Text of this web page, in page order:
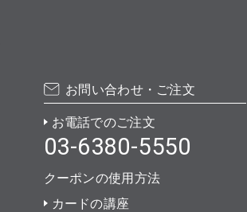
お問い合わせ・ご注文
お電話でのご注文
03-6380-5550
クーポンの使用方法
カードの講座